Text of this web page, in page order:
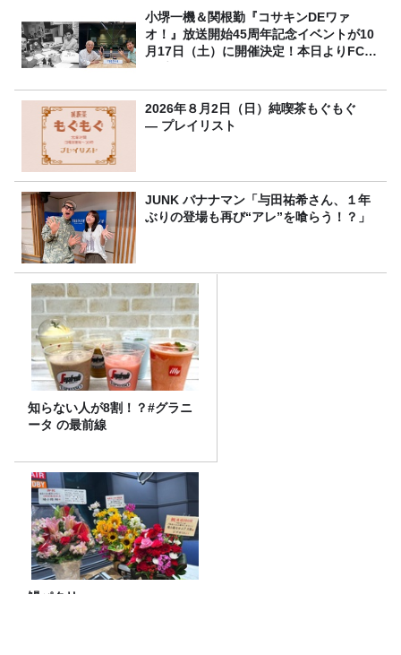
小堺一機＆関根勤『コサキンDEワァ
オ！』放送開始45周年記念イベントが10
月17日（土）に開催決定！本日よりFC先
2026年８月2日（日）純喫茶もぐもぐ
― プレイリスト
JUNK バナナマン「与田祐希さん、１年
ぶりの登場も再び“アレ”を喰らう！？」
知らない人が8割！？#グラニ
ータ の最前線
鰻パクリ